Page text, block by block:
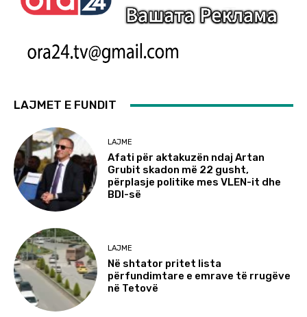
LAJMET E FUNDIT
LAJME
Afati për aktakuzën ndaj Artan
Grubit skadon më 22 gusht,
përplasje politike mes VLEN-it dhe
BDI-së
LAJME
Në shtator pritet lista
përfundimtare e emrave të rrugëve
në Tetovë